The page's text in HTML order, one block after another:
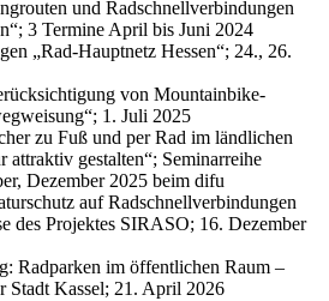
und Radschnellverbindungen
3 Termine April bis Juni 2024
„Rad-Hauptnetz Hessen“; 24., 26.
von Mountainbike-
1. Juli 2025
zu Fuß und per Rad im ländlichen
attraktiv gestalten“; Seminarreihe
Dezember 2025 beim difu
auf Radschnellverbindungen
des Projektes SIRASO; 16. Dezember
Radparken im öffentlichen Raum –
Stadt Kassel; 21. April 2026